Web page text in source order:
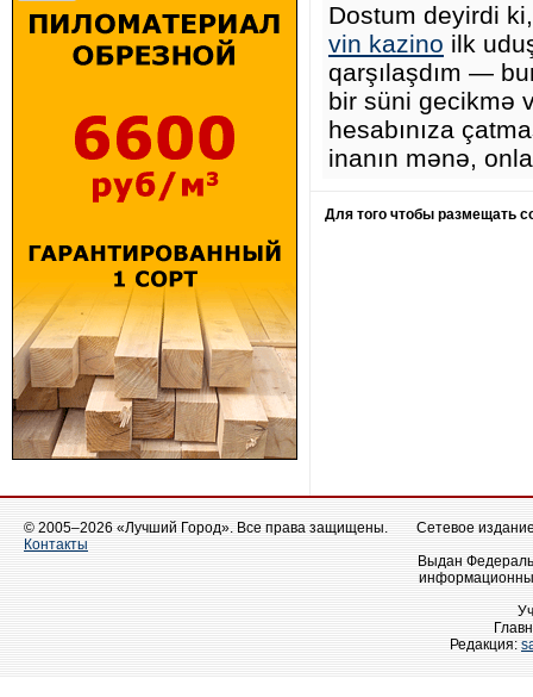
Dostum deyirdi
vin kazino ilk
qarşılaşdım —
bir süni gecikmə
hesabınıza
inanın mənə,
Для того чтобы размещать
© 2005–2026 «Лучший Город». Все права защищены.
Контакты
Сетевое
Выдан
Редакция: